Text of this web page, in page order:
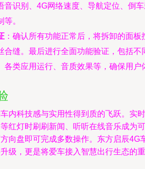
音识别、4G网络速度、导航定位、倒
。
：确认所有功能正常后，将拆卸的面板
合缝。最后进行全面功能验证，包括不
各类应用运行、音质效果等，确保用户
内科技感与实用性得到质的飞跃。实时
红灯时刷刷新闻、听听在线音乐成为可
向盘即可完成多数操作。东方启辰4G
级，更是将爱车接入智慧出行生态的重